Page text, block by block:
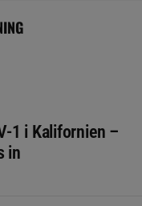
1 i Kalifornien –
in